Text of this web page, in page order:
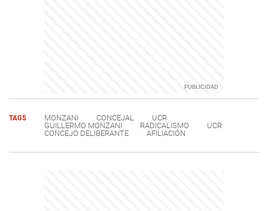
TAGS MONZANI CONCEJAL
UCR
GUILLERMO MONZANI
RADICALISMO
UCR
CONCEJO DELIBERANTE
AFILIACIÓN